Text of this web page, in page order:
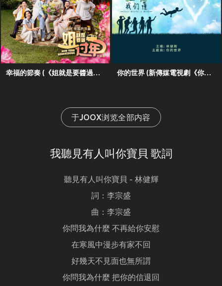
幸福的節奏 (《姐就是要醬過年》電視劇主題曲) 你的世界 (新傳媒電視劇《你的世界我們懂》主題曲)
于JOOX浏览全部内容
我聽見有人叫你寶貝 歌詞
聽見有人叫你寶貝 - 林健輝
詞：李宗盛
曲：李宗盛
你問我為什麼 不再給你安慰
在寒風中漫步有家不回
好幾天不見面也無所謂
你問我為什麼 把你的信退回